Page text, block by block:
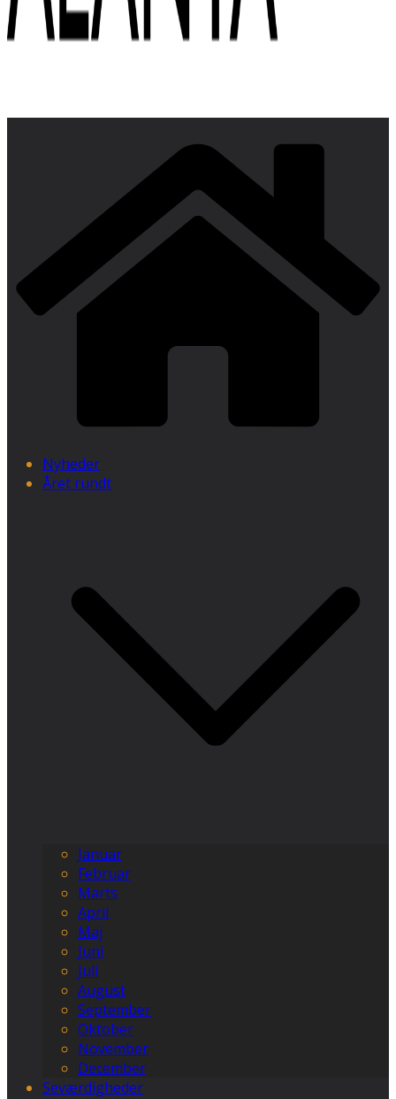
Nyheder
Året rundt
Januar
Februar
Marts
April
Maj
Juni
Juli
August
September
Oktober
November
December
Seværdigheder